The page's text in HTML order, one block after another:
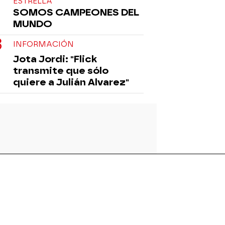
SOMOS CAMPEONES DEL
MUNDO
INFORMACIÓN
Jota Jordi: "Flick
transmite que sólo
quiere a Julián Alvarez"